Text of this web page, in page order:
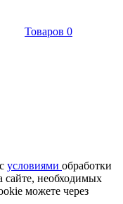
Товаров 0
условиями обработки
необходимых
можете через